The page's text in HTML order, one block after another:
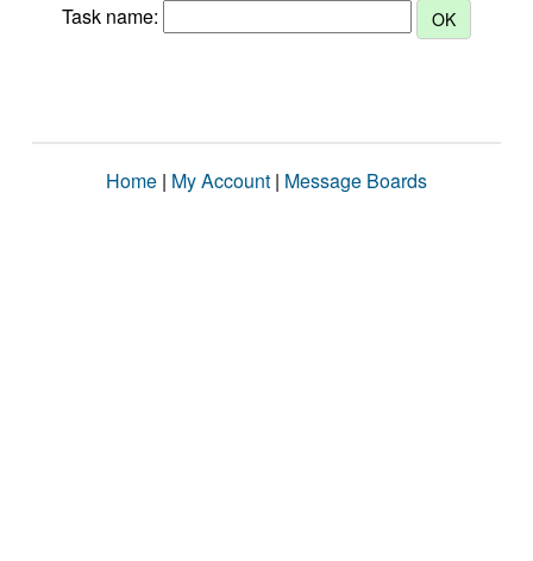
Task name:
Home | My Account | Message Boards